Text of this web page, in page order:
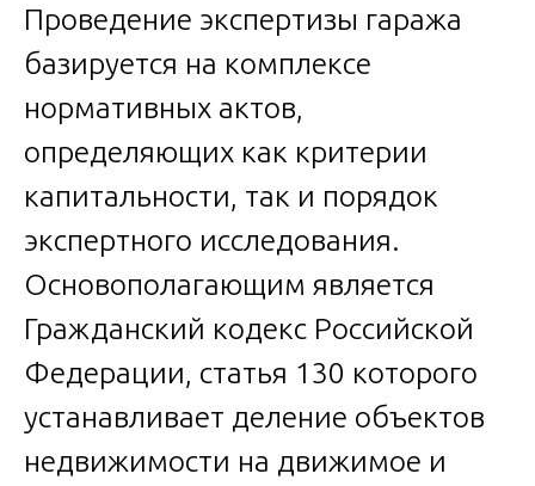
Проведение экспертизы гаража
базируется на комплексе
нормативных актов,
определяющих как критерии
капитальности, так и порядок
экспертного исследования.
Основополагающим является
Гражданский кодекс Российской
Федерации, статья 130 которого
устанавливает деление объектов
недвижимости на движимое и